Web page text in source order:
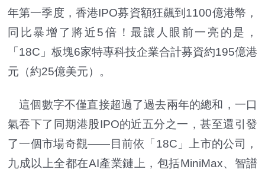
年第一季度，香港IPO募資額狂飆到1100億港幣，
同比暴增了將近5倍！最讓人眼前一亮的是，
「18C」板塊6家特專科技企業合計募資約195億港
元（約25億美元）。
這個數字不僅直接超過了過去兩年的總和，一口
氣吞下了同期港股IPO的近五分之一，甚至還引發
了一個市場奇觀——目前依「18C」上市的公司，
九成以上全都在AI產業鏈上，包括MiniMax、智譜